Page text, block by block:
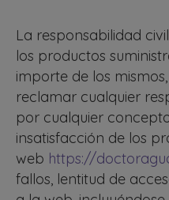
La responsabilidad
los productos
importe de los
reclamar cualquier
por cualquier
insatisfacción de los
web https://
fallos, lentitud de